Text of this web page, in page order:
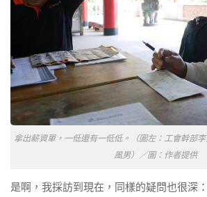
拿出薪資單，一低還有一低低。（圖左：工會幹部
風男）／圖：作者提供
是啊，我採訪到現在，同樣的疑問也很深